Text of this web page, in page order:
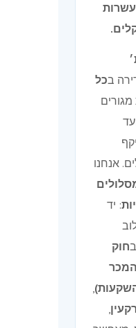
עשרות
בכל
אנחנו
: יד
חוק
,
,